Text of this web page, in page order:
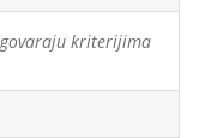
kriterijima